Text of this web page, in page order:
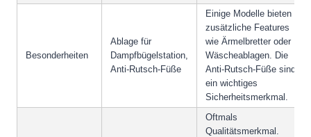
Besonderheiten
Ablage für
Dampfbügelstation,
Anti-Rutsch-Füße
Einige Modelle bieten
zusätzliche Features
wie Ärmelbretter oder
Wäscheablagen. Die
Anti-Rutsch-Füße sind
ein wichtiges
Sicherheitsmerkmal.
Oftmals
Qualitätsmerkmal.